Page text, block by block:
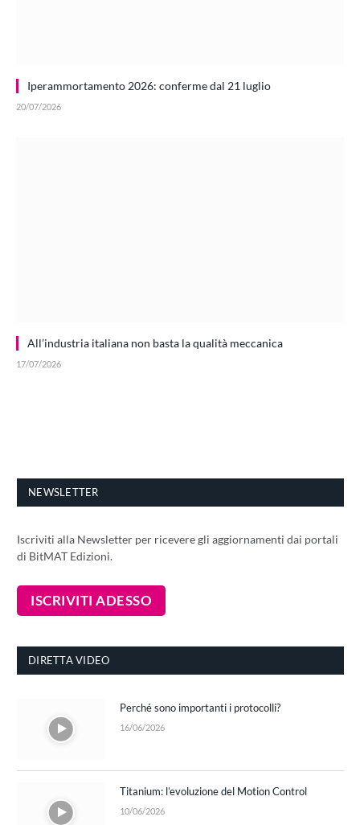
Iperammortamento 2026: conferme dal 21 luglio
20/07/2026
All’industria italiana non basta la qualità meccanica
17/07/2026
NEWSLETTER
Iscriviti alla Newsletter per ricevere gli aggiornamenti dai portali
di BitMAT Edizioni.
DIRETTA VIDEO
Perché sono importanti i protocolli?
16/06/2026
Titanium: l’evoluzione del Motion Control
10/06/2026